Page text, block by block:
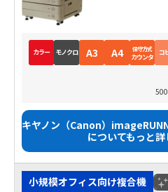
カラー モノクロ A3 A4 保守方式
カウンタ コ
キヤノン（Canon）
についてもっと詳
小規模オフィス向け複合機